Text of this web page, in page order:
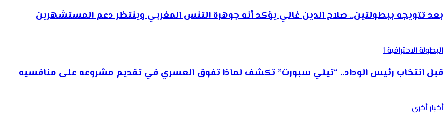
بعد تتويجه ببطولتين.. صلاح الدين غالي يؤكد أنه جوهرة التنس المغربي وينتظر دعم المستشهرين
البطولة الاحترافية 1
قبل انتخاب رئيس الوداد.. “تيلي سبورت” تكشف لماذا تفوق العسري في تقديم مشروعه على منافسيه
أخبار أخرى